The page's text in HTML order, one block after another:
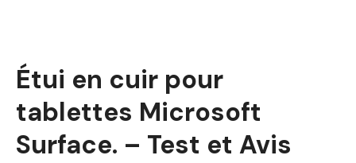
Étui en cuir pour
tablettes Microsoft
Surface. – Test et Avis